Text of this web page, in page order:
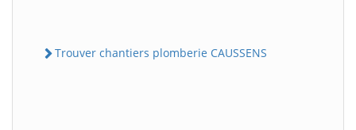
Trouver chantiers plomberie CAUSSENS